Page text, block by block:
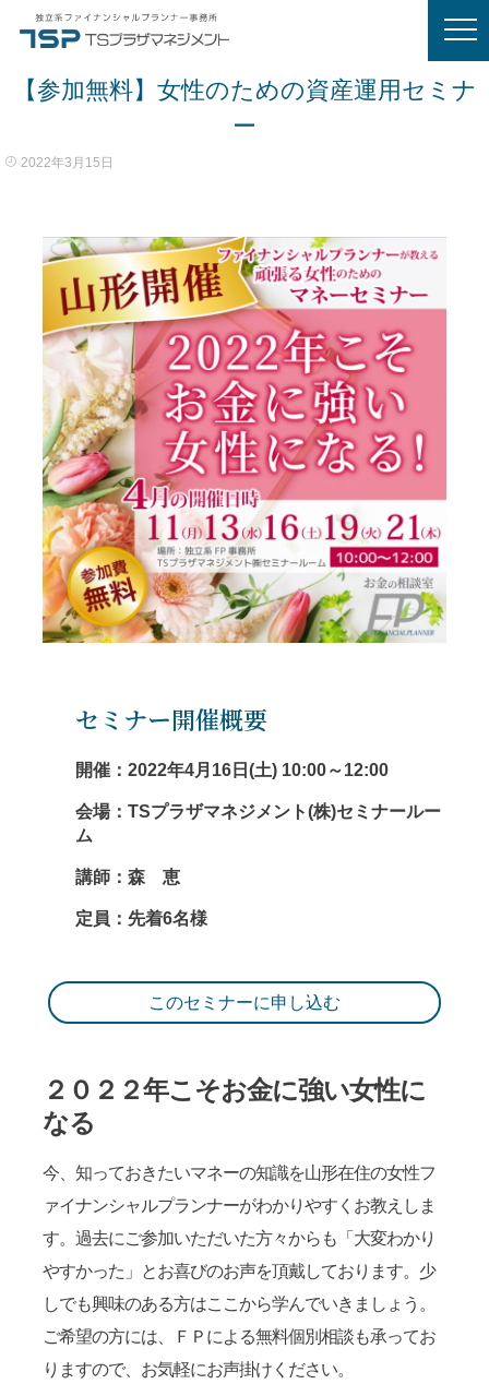
【参加無料】女性のための資産運用セミナ
ー
2022年3月15日
セミナー開催概要
開催：2022年4月16日(土) 10:00～12:00
会場：TSプラザマネジメント(株)セミナールー
ム
講師：森 恵
定員：先着6名様
このセミナーに申し込む
２０２２年こそお金に強い女性に
なる
今、知っておきたいマネーの知識を山形在住の女性フ
ァイナンシャルプランナーがわかりやすくお教えしま
す。過去にご参加いただいた方々からも「大変わかり
やすかった」とお喜びのお声を頂戴しております。少
しでも興味のある方はここから学んでいきましょう。
ご希望の方には、ＦＰによる無料個別相談も承ってお
りますので、お気軽にお声掛けください。